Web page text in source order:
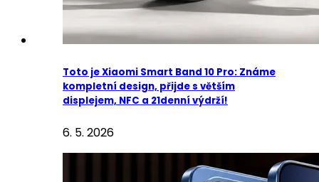
Toto je Xiaomi Smart Band 10 Pro: Známe
kompletní design, přijde s větším
displejem, NFC a 21denní výdrží!
6. 5. 2026